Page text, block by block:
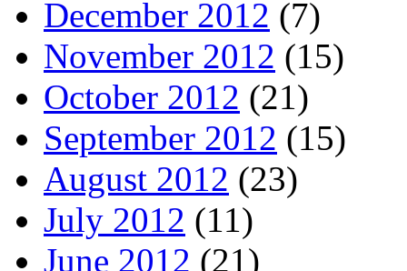
December 2012 (7)
November 2012 (15)
October 2012 (21)
September 2012 (15)
August 2012 (23)
July 2012 (11)
June 2012 (21)